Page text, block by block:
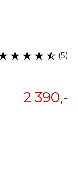
(5)
2 390,-